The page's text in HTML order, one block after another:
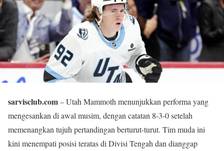
sarvisclub.com– Utah Mammoth menunjukkan performa yang
mengesankan di awal musim, dengan catatan 8-3-0 setelah
memenangkan tujuh pertandingan berturut-turut. Tim muda ini
kini menempati posisi teratas di Divisi Tengah dan dianggap